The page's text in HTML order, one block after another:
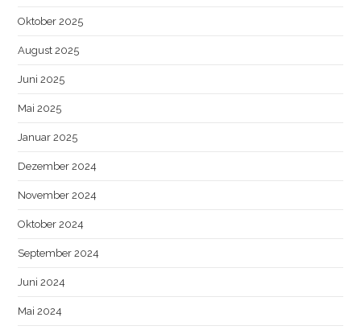
Oktober 2025
August 2025
Juni 2025
Mai 2025
Januar 2025
Dezember 2024
November 2024
Oktober 2024
September 2024
Juni 2024
Mai 2024